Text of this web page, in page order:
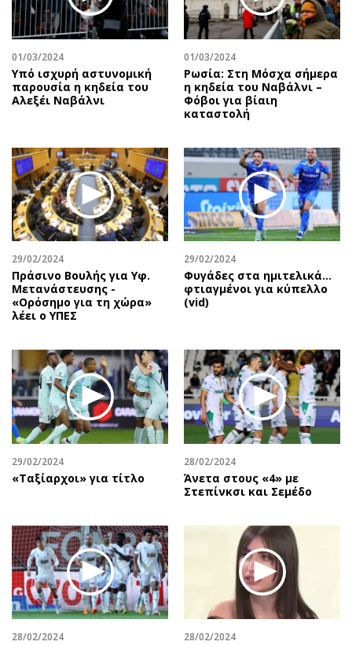
Περιβάλλον
Ελλάδα
Κόσμος
Παράξενα
Πολιτισμός
Μουσική
Εικαστικά
Βιβλίο
Χειρόγραφα
Ταξίδια
Συνταγές
Έξοδος
Media
Εκπομπές
Wine routes
Uncut
Προσφορές
Προσωπικότητες στην ''Κ''
Επιστολές
01/03/2024
Υπό ισχυρή αστυνομική
παρουσία η κηδεία του
Αλεξέι Ναβάλνι
01/03/2024
Ρωσία: Στη Μόσχα σήμερα
η κηδεία του Ναβάλνι –
Φόβοι για βίαιη
καταστολή
29/02/2024
Πράσινο Βουλής για Υφ.
Μετανάστευσης -
«Ορόσημο για τη χώρα»
λέει ο ΥΠΕΣ
29/02/2024
Φυγάδες στα ημιτελικά…
φτιαγμένοι για κύπελλο
(vid)
29/02/2024
«Ταξίαρχοι» για τίτλο
28/02/2024
Άνετα στους «4» με
Στεπίνκσι και Σεμέδο
28/02/2024 28/02/2024